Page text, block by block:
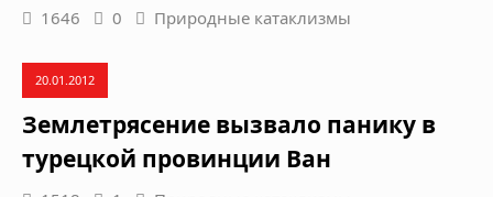
1646 0 Природные катаклизмы
20.01.2012
Землетрясение вызвало панику в
турецкой провинции Ван